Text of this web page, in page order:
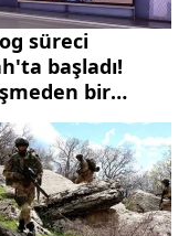
süreci
başladı!
bir
çıkmadı, ikinci
ne zaman?